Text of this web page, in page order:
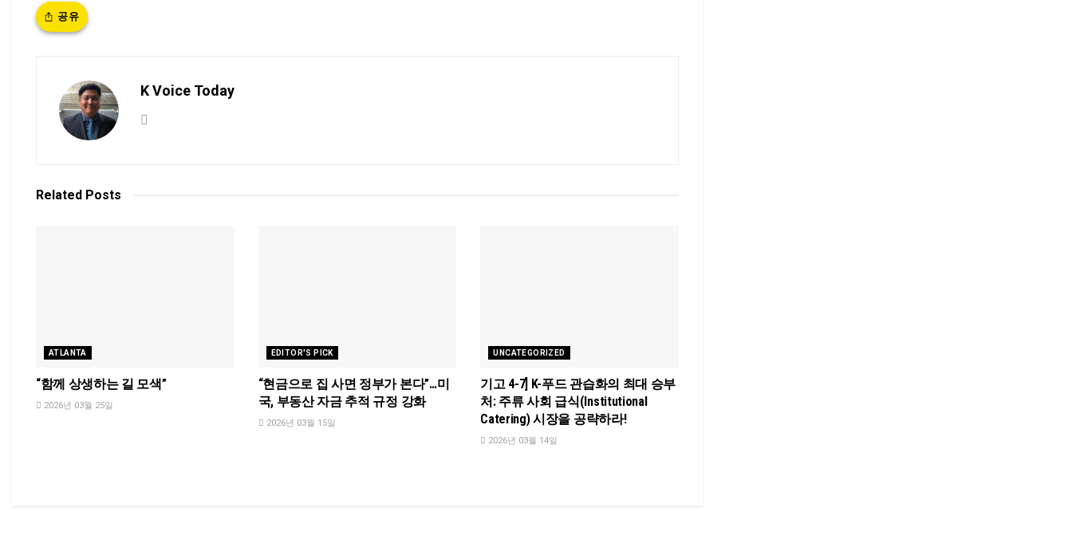
공유
K Voice Today
Related Posts
ATLANTA
“함께 상생하는 길 모색”
2026년 03월 25일
EDITOR'S PICK
“현금으로 집 사면 정부가 본다”…미
국, 부동산 자금 추적 규정 강화
2026년 03월 15일
UNCATEGORIZED
기고 4-7] K-푸드 관습화의 최대 승부
처: 주류 사회 급식(Institutional
Catering) 시장을 공략하라!
2026년 03월 14일